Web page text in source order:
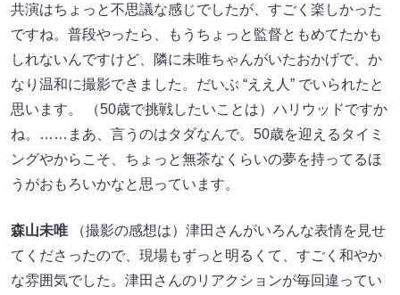
共演はちょっと不思議な感じでしたが、すごく楽しかった
ですね。普段やったら、もうちょっと監督ともめてたかも
しれないんですけど、隣に未唯ちゃんがいたおかげで、か
なり温和に撮影できました。だいぶ “ええ人” でいられたと
思います。 （50歳で挑戦したいことは）ハリウッドですか
ね。……まあ、言うのはタダなんで。50歳を迎えるタイミ
ングやからこそ、ちょっと無茶なくらいの夢を持ってるほ
うがおもろいかなと思っています。
森山未唯 （撮影の感想は）津田さんがいろんな表情を見せ
てくださったので、現場もずっと明るくて、すごく和やか
な雰囲気でした。津田さんのリアクションが毎回違ってい